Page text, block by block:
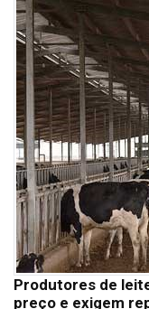
Produtores de
preço e exigem